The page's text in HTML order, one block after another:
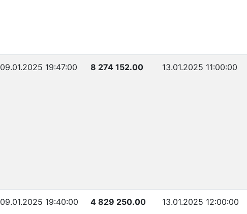
09.01.2025 19:47:00 8 274 152.00 13.01.2025 11:00:00
09.01.2025 19:40:00 4 829 250.00 13.01.2025 12:00:00